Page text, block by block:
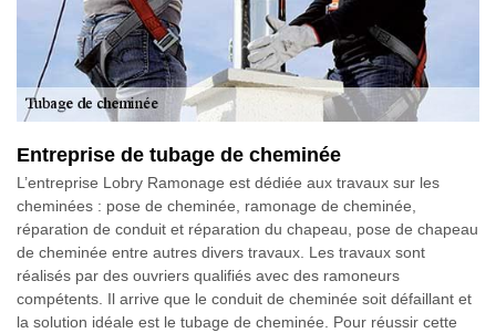
Entreprise de tubage de cheminée
L’entreprise Lobry Ramonage est dédiée aux travaux sur les
cheminées : pose de cheminée, ramonage de cheminée,
réparation de conduit et réparation du chapeau, pose de chapeau
de cheminée entre autres divers travaux. Les travaux sont
réalisés par des ouvriers qualifiés avec des ramoneurs
compétents. Il arrive que le conduit de cheminée soit défaillant et
la solution idéale est le tubage de cheminée. Pour réussir cette